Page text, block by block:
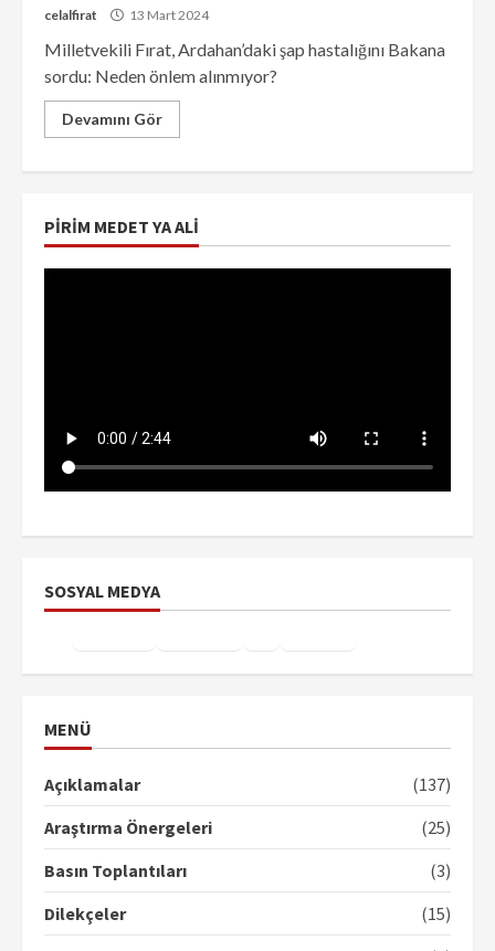
celalfirat 13 Mart 2024
Milletvekili Fırat, Ardahan’daki şap hastalığını Bakana
sordu: Neden önlem alınmıyor?
Devamını Gör
PIRIM MEDET YA ALI
SOSYAL MEDYA
MENÜ
Açıklamalar
(137)
Araştırma Önergeleri
(25)
Basın Toplantıları
(3)
Dilekçeler
(15)